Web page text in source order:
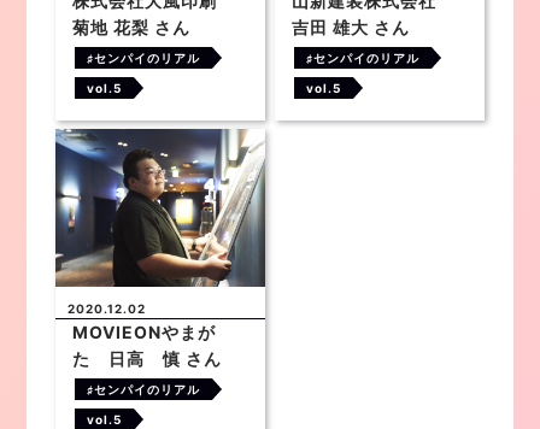
菊地 花梨 さん
♯センパイのリアル
vol.5
吉田 雄大 さん
♯センパイのリアル
vol.5
2020.12.02
MOVIEONやまが
た 日高 慎 さん
♯センパイのリアル
vol.5